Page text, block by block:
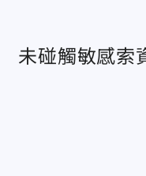
未碰觸敏感索